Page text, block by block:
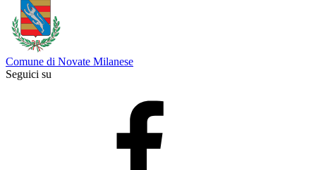
Comune di Novate Milanese
Seguici su